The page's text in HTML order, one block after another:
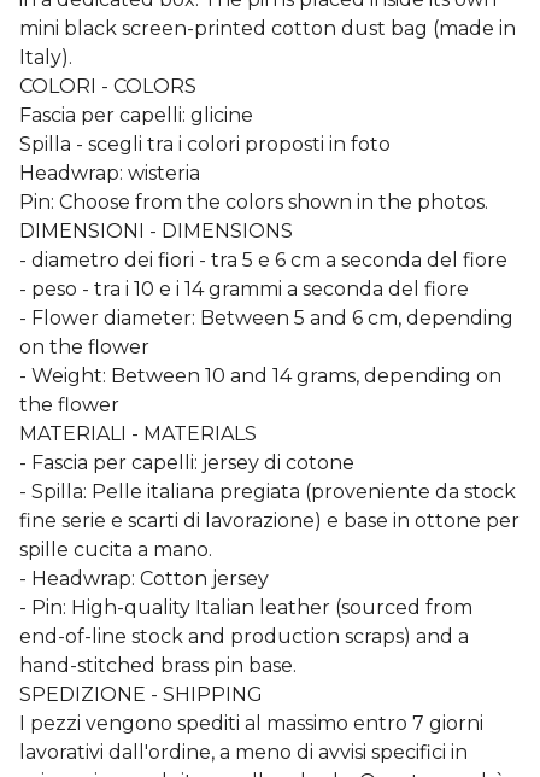
mini black screen-printed cotton dust bag (made in
Italy).
COLORI - COLORS
Fascia per capelli: glicine
Spilla - scegli tra i colori proposti in foto
Headwrap: wisteria
Pin: Choose from the colors shown in the photos.
DIMENSIONI - DIMENSIONS
- diametro dei fiori - tra 5 e 6 cm a seconda del fiore
- peso - tra i 10 e i 14 grammi a seconda del fiore
- Flower diameter: Between 5 and 6 cm, depending
on the flower
- Weight: Between 10 and 14 grams, depending on
the flower
MATERIALI - MATERIALS
- Fascia per capelli: jersey di cotone
- Spilla: Pelle italiana pregiata (proveniente da stock
fine serie e scarti di lavorazione) e base in ottone per
spille cucita a mano.
- Headwrap: Cotton jersey
- Pin: High-quality Italian leather (sourced from
end-of-line stock and production scraps) and a
hand-stitched brass pin base.
SPEDIZIONE - SHIPPING
I pezzi vengono spediti al massimo entro 7 giorni
lavorativi dall'ordine, a meno di avvisi specifici in